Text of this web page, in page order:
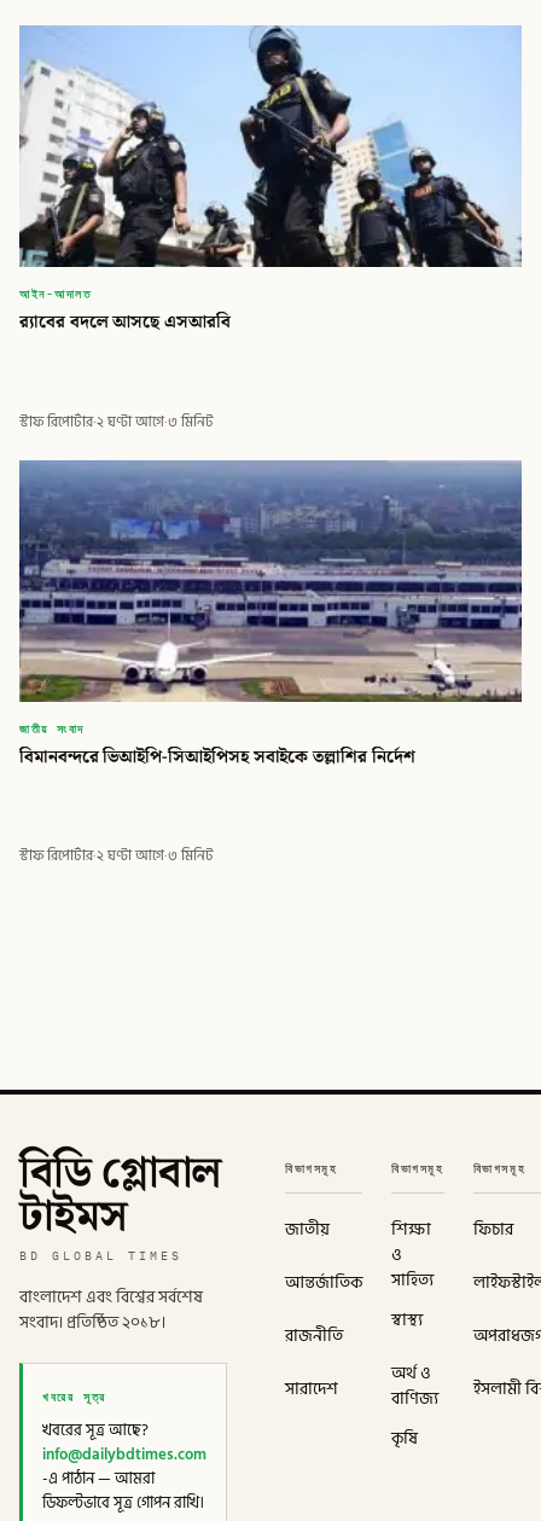
আইন-আদালত
র‍্যাবের বদলে আসছে এসআরবি
স্টাফ রিপোর্টার·২ ঘণ্টা আগে·৩ মিনিট
জাতীয় সংবাদ
বিমানবন্দরে ভিআইপি-সিআইপিসহ সবাইকে তল্লাশির নির্দেশ
স্টাফ রিপোর্টার·২ ঘণ্টা আগে·৩ মিনিট
বিডি গ্লোবাল
টাইমস
BD GLOBAL TIMES
বাংলাদেশ এবং বিশ্বের সর্বশেষ
সংবাদ। প্রতিষ্ঠিত ২০১৮।
খবরের সূত্র
খবরের সূত্র আছে?
info@dailybdtimes.com
-এ পাঠান — আমরা
ডিফল্টভাবে সূত্র গোপন রাখি।
বিভাগসমূহ
জাতীয়
আন্তর্জাতিক
রাজনীতি
সারাদেশ
বিভাগসমূহ
শিক্ষা
ও
সাহিত্য
স্বাস্থ্য
অর্থ ও
বাণিজ্য
কৃষি
বিভাগসমূহ
ফিচার
ইসলামী